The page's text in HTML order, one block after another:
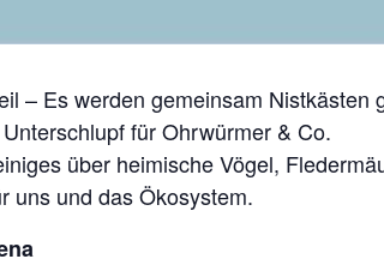
– Es werden gemeinsam Nistkästen
für Ohrwürmer & Co.
über heimische Vögel,
uns und das Ökosystem.